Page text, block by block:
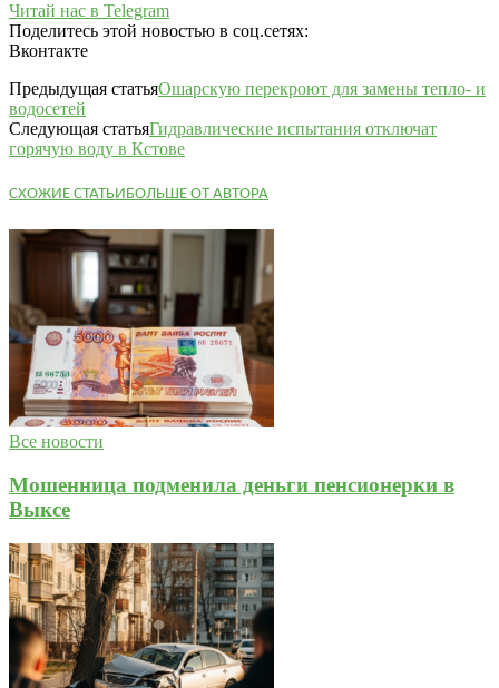
Читай нас в Telegram
Поделитесь этой новостью в соц.сетях:
Вконтакте
Предыдущая статьяОшарскую перекроют для замены тепло- и
водосетей
Следующая статьяГидравлические испытания отключат
горячую воду в Кстове
СХОЖИЕ СТАТЬИБОЛЬШЕ ОТ АВТОРА
Все новости
Мошенница подменила деньги пенсионерки в
Выксе